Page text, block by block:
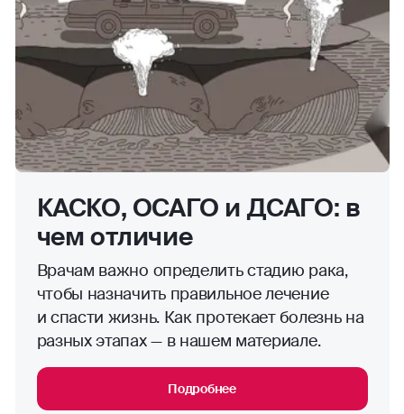
КАСКО, ОСАГО и ДСАГО: в
чем отличие
Врачам важно определить стадию рака,
чтобы назначить правильное лечение
и спасти жизнь. Как протекает болезнь на
разных этапах — в нашем материале.
Подробнее